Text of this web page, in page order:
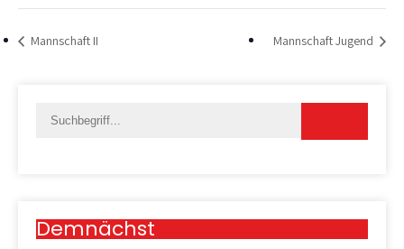
Mannschaft II Mannschaft Jugend
Demnächst